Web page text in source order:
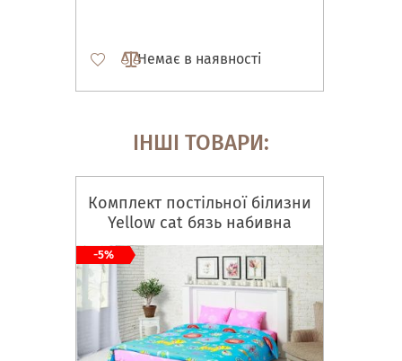
Немає в наявності
ІНШІ ТОВАРИ:
Комплект постільної білизни
Yellow cat бязь набивна
-5%